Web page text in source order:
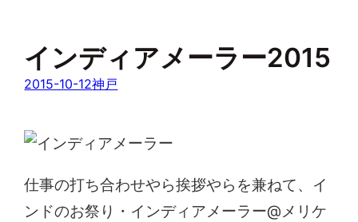
インディアメーラー2015
2015-10-12神戸
仕事の打ち合わせやら挨拶やらを兼ねて、イ
ンドのお祭り・インディアメーラー@メリケ